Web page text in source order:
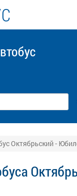
Октябрьский -